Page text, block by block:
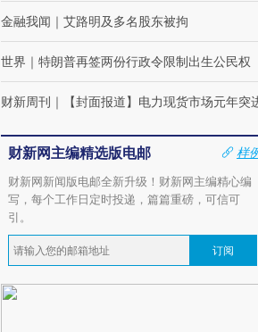
金融我闻 ｜ 艾路明及多名股东被拘
世界 ｜ 特朗普再签两份行政令限制出生公民权
财新周刊 ｜ 【封面报道】电力现货市场元年突
财新网主编精选版电邮
样
财新网新闻版电邮全新升级！财新网主编精心编
写，每个工作日定时投递，篇篇重磅，可信可
引。
订阅